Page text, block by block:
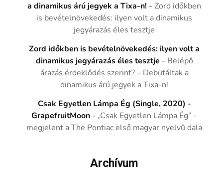
a dinamikus árú jegyek a Tixa-n! -Zord időkben
is bevételnövekedés: ilyen volt a dinamikus
jegyárazás éles tesztje
Zord időkben is bevételnövekedés: ilyen volt a
dinamikus jegyárazás éles tesztje - Belépő
árazás érdeklődés szerint? – Debütáltak a
dinamikus árú jegyek a Tixa-n!
Csak Egyetlen Lámpa Ég (Single, 2020) -
GrapefruitMoon - „Csak Egyetlen Lámpa Ég” –
megjelent a The Pontiac első magyar nyelvű dala
Archívum